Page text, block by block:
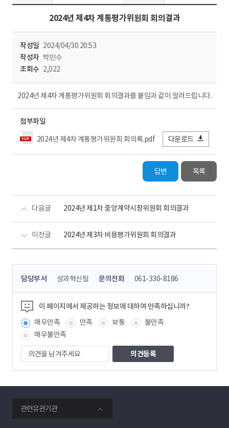
2024년 제4차 계통평가위원회 회의결과
작성일 2024/04/30 20:53
작성자 박민수
조회수 2,022
2024년 제4차 계통평가위원회 회의결과를 붙임과 같이 알려드립니다.
첨부파일
2024년 제4차 계통평가위원회 회의록.pdf
다운로드
답변 목록
다음글 2024년 제1차 중앙계약시장위원회 회의결과
이전글 2024년 제3차 비용평가위원회 회의결과
콘
츠
정
보
책
임
자
담당부서 성과혁신팀 문의전화 061-330-8186
이 페이지에서 제공하는 정보에 대하여 만족하십니까?
매우만족
만족 보통
불만족
매우불만족
의
견
을
겨
주
세
요
관련유관기관